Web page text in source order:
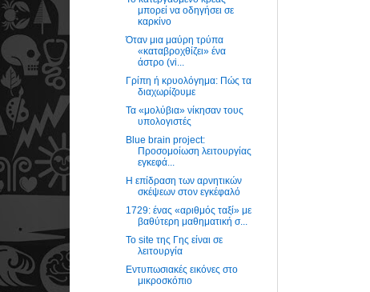
μπορεί να οδηγήσει σε
καρκίνο
Όταν μια μαύρη τρύπα
«καταβροχθίζει» ένα
άστρο (vi...
Γρίπη ή κρυολόγημα: Πώς τα
διαχωρίζουμε
Τα «μολύβια» νίκησαν τους
υπολογιστές
Blue brain project:
Προσομοίωση λειτουργίας
εγκεφά...
Η επίδραση των αρνητικών
σκέψεων στον εγκέφαλό
1729: ένας «αριθμός ταξί» με
βαθύτερη μαθηματική σ...
Το site της Γης είναι σε
λειτουργία
Εντυπωσιακές εικόνες στο
μικροσκόπιο